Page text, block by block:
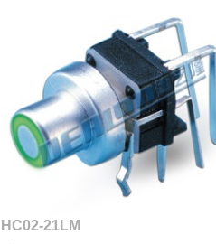
HC02-21LM